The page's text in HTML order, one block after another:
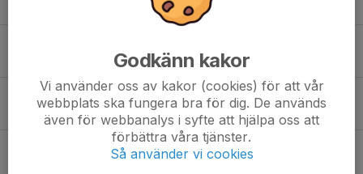
0
27 jun, 18:24 0
Träningsbank 7-10år
16 jun, 17:42 0
Undantagsdatum för möjlighet att träna på IP
Godkänn kakor
Vi använder oss av kakor (cookies) för att vår
webbplats ska fungera bra för dig. De används
även för webbanalys i syfte att hjälpa oss att
förbättra våra tjänster.
Så använder vi cookies